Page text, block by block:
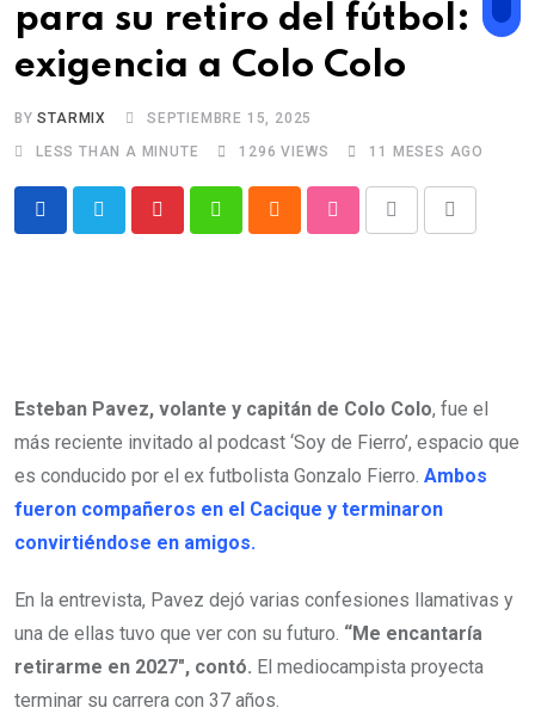
para su retiro del fútbol:
exigencia a Colo Colo
BYSTARMIX
SEPTIEMBRE 15, 2025
LESS THAN A MINUTE
1296 VIEWS 11 MESES AGO
Esteban Pavez, volante y capitán de Colo Colo, fue el
más reciente invitado al podcast ‘Soy de Fierro’, espacio que
es conducido por el ex futbolista Gonzalo Fierro. Ambos
fueron compañeros en el Cacique y terminaron
convirtiéndose en amigos.
En la entrevista, Pavez dejó varias confesiones llamativas y
una de ellas tuvo que ver con su futuro. “Me encantaría
retirarme en 2027″, contó. El mediocampista proyecta
terminar su carrera con 37 años.